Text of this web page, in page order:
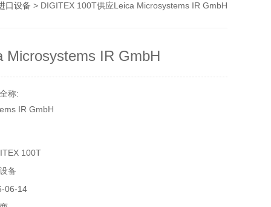
口设备 > DIGITEX 100T供应Leica Microsystems IR GmbH
Microsystems IR GmbH
称:
IR GmbH
、摄影、环境监测
100T
备
06-14